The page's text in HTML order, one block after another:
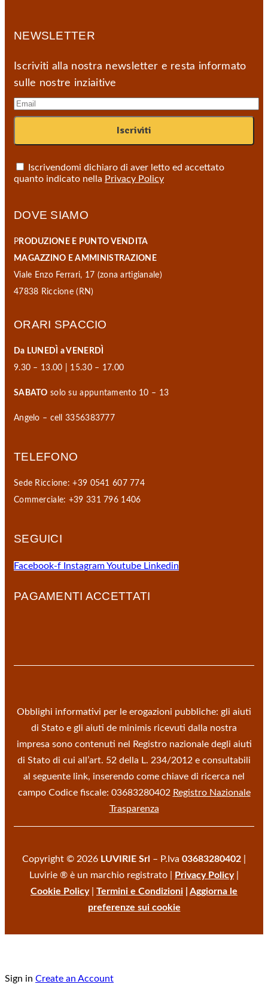
opzioni
possono
scelte
pagina
del
prodotto
NEWSLETTER
Iscriviti alla nostra newsletter e resta informato
sulle nostre inziaitive
Iscrivendomi dichiaro di aver letto ed accettato
quanto indicato nella Privacy Policy
DOVE SIAMO
P RODUZIONE E PUNTO VENDITA
MAGAZZINO E AMMINISTRAZIONE
Viale Enzo Ferrari, 17 (zona artigianale)
47838 Riccione (RN)
ORARI SPACCIO
Da LUNEDÌ a VENERDÌ
9.30 – 13.00 | 15.30 – 17.00
SABATO solo su appuntamento 10 – 13
Angelo – cell 3356383777
TELEFONO
Sede Riccione: +39 0541 607 774
Commerciale: +39 331 796 1406
SEGUICI
Facebook-f InstagramYoutube Linkedin
PAGAMENTI ACCETTATI
Obblighi informativi per le erogazioni pubbliche: gli aiuti
di Stato e gli aiuti de minimis ricevuti dalla nostra
impresa sono contenuti nel Registro nazionale degli aiuti
di Stato di cui all’art. 52 della L. 234/2012 e consultabili
al seguente link, inserendo come chiave di ricerca nel
campo Codice fiscale: 03683280402 Registro Nazionale
Trasparenza
Copyright © 2026 LUVIRIE Srl – P.Iva 03683280402
Luvirie ® è un marchio registrato |
Privacy Policy|
Cookie Policy| Termini e Condizioni
Aggiorna le
preferenze sui cookie
Sign in Create an Account